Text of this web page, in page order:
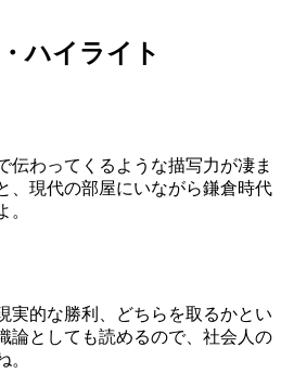
ハイライト
伝わってくるような描写力が凄ま
、現代の部屋にいながら鎌倉時代
。
実的な勝利、どちらを取るかとい
論としても読めるので、社会人の
。